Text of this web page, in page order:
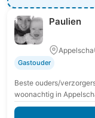
Paulien
Appelscha
Gastouder
Beste ouders/
woonachtig in
(worden apart van…